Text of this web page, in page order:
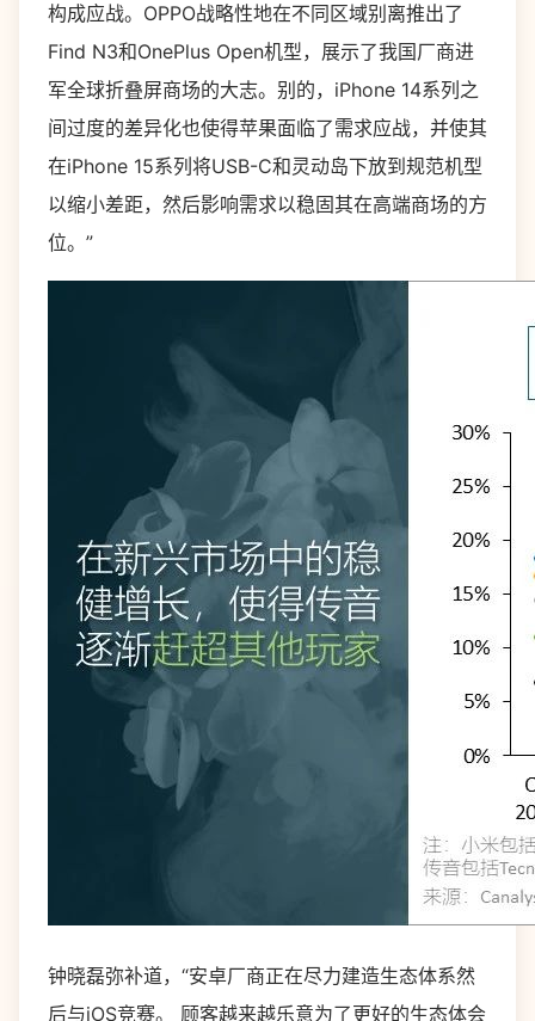
构成应战。OPPO战略性地在不同区域别离推出了
Find N3和OnePlus Open机型，展示了我国厂商进
军全球折叠屏商场的大志。别的，iPhone 14系列之
间过度的差异化也使得苹果面临了需求应战，并使其
在iPhone 15系列将USB-C和灵动岛下放到规范机型
以缩小差距，然后影响需求以稳固其在高端商场的方
位。”
钟晓磊弥补道，“安卓厂商正在尽力建造生态体系然
后与iOS竞赛。 顾客越来越乐意为了更好的生态体会